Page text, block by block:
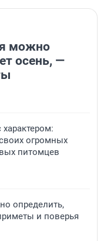
можно
осень, —
огромных
питомцев
определить,
и поверья